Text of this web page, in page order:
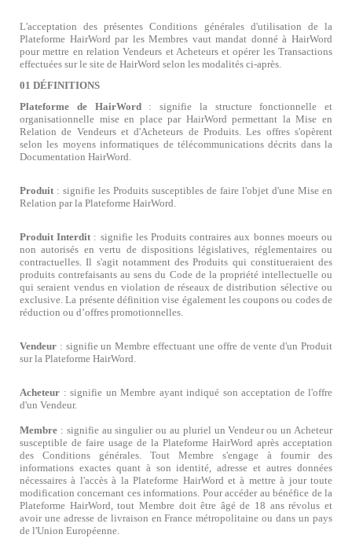
L'acceptation des présentes Conditions générales d'utilisation de la
Plateforme HairWord par les Membres vaut mandat donné à HairWord
pour mettre en relation Vendeurs et Acheteurs et opérer les Transactions
effectuées sur le site de HairWord selon les modalités ci-après.
01 DÉFINITIONS
Plateforme de HairWord: signifie la structure fonctionnelle et
organisationnelle mise en place par HairWord permettant la Mise en
Relation de Vendeurs et d'Acheteurs de Produits. Les offres s'opèrent
selon les moyens informatiques de télécommunications décrits dans la
Documentation HairWord.
Produit : signifie les Produits susceptibles de faire l'objet d'une Mise en
Relation par la Plateforme HairWord.
Produit Interdit : signifie les Produits contraires aux bonnes moeurs ou
non autorisés en vertu de dispositions législatives, réglementaires ou
contractuelles. Il s'agit notamment des Produits qui constitueraient des
produits contrefaisants au sens du Code de la propriété intellectuelle ou
qui seraient vendus en violation de réseaux de distribution sélective ou
exclusive. La présente définition vise également les coupons ou codes de
réduction ou d’offres promotionnelles.
Vendeur : signifie un Membre effectuant une offre de vente d'un Produit
sur la Plateforme HairWord.
Acheteur : signifie un Membre ayant indiqué son acceptation de l'offre
d'un Vendeur.
Membre : signifie au singulier ou au pluriel un Vendeur ou un Acheteur
susceptible de faire usage de la Plateforme HairWord après acceptation
des Conditions générales. Tout Membre s'engage à fournir des
informations exactes quant à son identité, adresse et autres données
nécessaires à l'accès à la Plateforme HairWord et à mettre à jour toute
modification concernant ces informations. Pour accéder au bénéfice de la
Plateforme HairWord, tout Membre doit être âgé de 18 ans révolus et
avoir une adresse de livraison en France métropolitaine ou dans un pays
de l'Union Européenne.